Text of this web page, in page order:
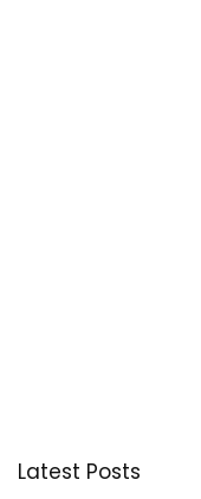
Latest Posts